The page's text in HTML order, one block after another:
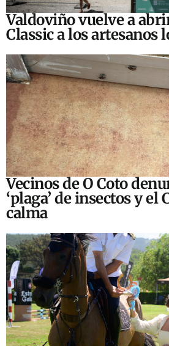
Valdoviño vuelve a
Classic a los artesanos
Vecinos de O Coto
‘plaga’ de insectos y el
calma